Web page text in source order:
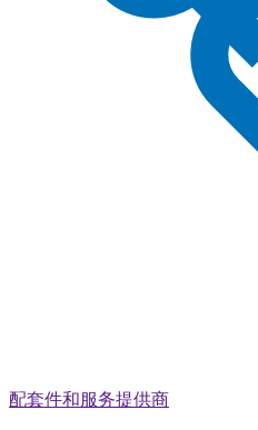
配套件和服务提供商